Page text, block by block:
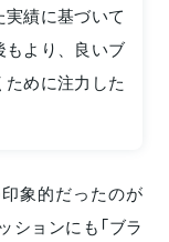
績に基づいて
より、良いブ
めに注力した
象的だったのが
ションにも「ブラ